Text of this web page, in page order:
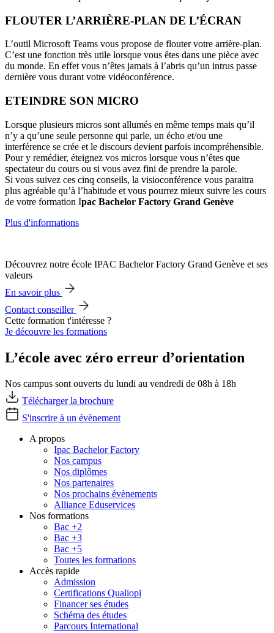
FLOUTER L’ARRIÈRE-PLAN DE L’ÉCRAN
L’outil Microsoft Teams vous propose de flouter votre arrière-plan.
C’est une fonction très utile lorsque vous êtes dans une pièce avec
du monde. En effet vous n’êtes jamais à l’abris qu’un intrus passe
dernière vous durant votre vidéoconférence.
ETEINDRE SON MICRO
Lorsque plusieurs micros sont allumés en même temps mais qu’il
n’y a qu’une seule personne qui parle, un écho et/ou une
interférence se crée et le discours devient parfois incompréhensible.
Pour y remédier, éteignez vos micros lorsque vous n’êtes que
spectateur du cours ou si vous avez fini de prendre la parole.
Si vous suivez ces cinq conseils, la visioconférence vous paraitra
plus agréable qu’à l’habitude et vous pourrez mieux suivre les cours
de votre formation Ipac Bachelor Factory Grand Genève
Plus d'informations
Découvrez notre école IPAC Bachelor Factory Grand Genève et ses
valeurs
En savoir plus
Contact conseiller
Cette formation t'intéresse ?
Je découvre les formations
L’école avec zéro erreur d’orientation
Nos campus sont ouverts du lundi au vendredi de 08h à 18h
Télécharger la brochure
S'inscrire à un évènement
A propos
Ipac Bachelor Factory
Nos campus
Nos diplômes
Nos partenaires
Nos prochains évènements
Alliance Eduservices
Nos formations
Bac +2
Bac +3
Bac +5
Toutes les formations
Accès rapide
Admission
Certifications Qualiopi
Financer ses études
Schéma des études
Parcours International